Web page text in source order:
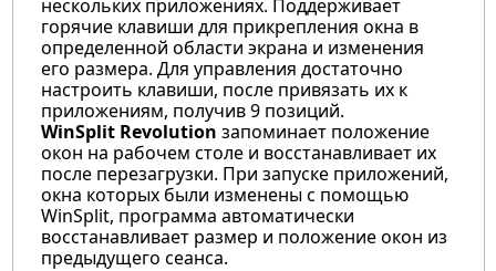
нескольких приложениях. Поддерживает
горячие клавиши для прикрепления окна в
определенной области экрана и изменения
его размера. Для управления достаточно
настроить клавиши, после привязать их к
приложениям, получив 9 позиций.
WinSplit Revolution запоминает положение
окон на рабочем столе и восстанавливает их
после перезагрузки. При запуске приложений,
окна которых были изменены с помощью
WinSplit, программа автоматически
восстанавливает размер и положение окон из
предыдущего сеанса.